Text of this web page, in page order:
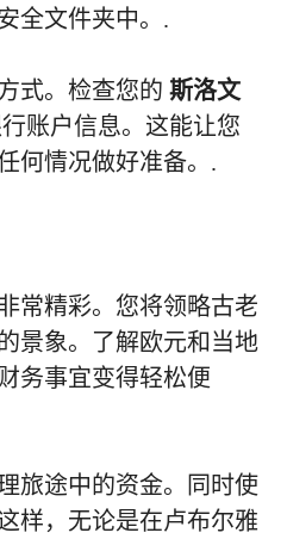
全文件夹中。.
式。检查您的 斯洛文
账户信息。这能让您
何情况做好准备。.
常精彩。您将领略古老
景象。了解欧元和当地
务事宜变得轻松便
旅途中的资金。同时使
样，无论是在卢布尔雅